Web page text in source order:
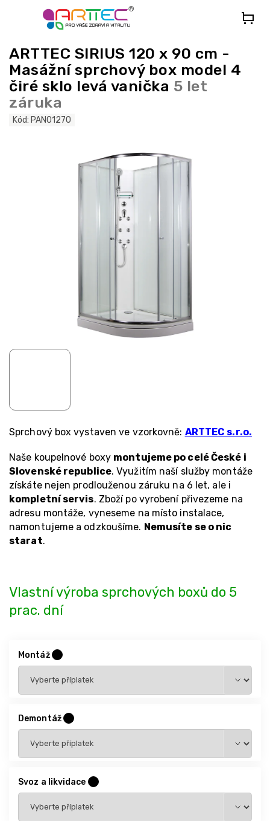
ARTTEC SIRIUS 120 x 90 cm -
Masážní sprchový box model 4
čiré sklo levá vanička 5 let
záruka
Kód: PAN01270
Vlastní výroba sprchových boxů do 5
prac. dní
Montáž
Demontáž
Svoz a likvidace
Sprchový box vystaven ve vzorkovně: ARTTEC s.r.o.
Naše koupelnové boxy montujeme po celé České i
Slovenské republice. Využitím naší služby montáže
získáte nejen prodlouženou záruku na 6 let, ale i
kompletní servis. Zboží po vyrobení přivezeme na
adresu montáže, vyneseme na místo instalace,
namontujeme a odzkoušíme. Nemusíte se o nic
starat.